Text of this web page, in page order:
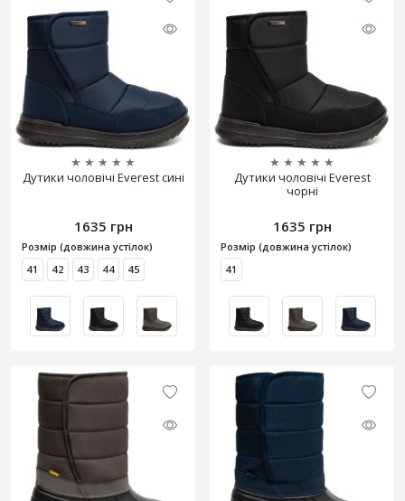
★ ★ ★ ★ ★
Дутики чоловічі Everest сині
1635 грн
Розмір (довжина устілок)
41
42 43 44 45
★ ★ ★ ★ ★
Дутики чоловічі Everest
чорні
1635 грн
Розмір (довжина устілок)
41